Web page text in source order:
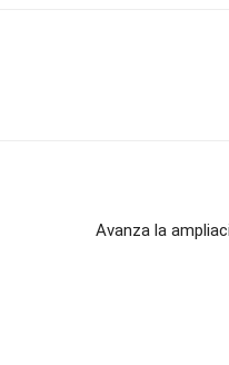
Avanza la